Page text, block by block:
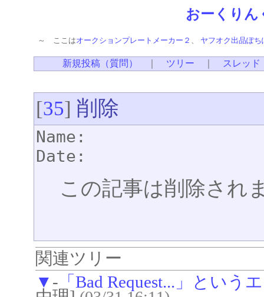
おーくりん
～ ここはオークションプレートメーカー２ ヤフオク出品ぽち
新規投稿（質問） ツリー スレッド
[35] 削除
Name:
Date:
この記事は削除され
関連ツリー
▼ - 「Bad Request...」とい